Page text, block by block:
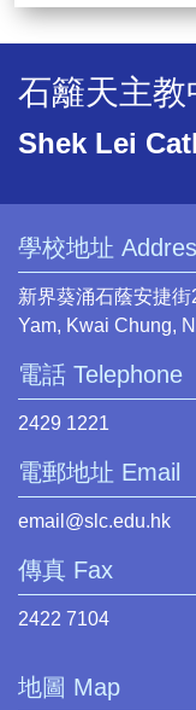
石籬天主教
Shek Lei
學校地址
新界葵涌石蔭安捷
Yam, Kwai Chung,
電話 Telephone
2429 1221
電郵地址 Email
email@slc.edu.hk
傳真 Fax
2422 7104
地圖 Map